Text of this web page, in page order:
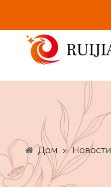
Дом » Новости